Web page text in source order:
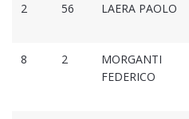
2 56 LAERA PAOLO
8 2
MORGANTI
FEDERICO